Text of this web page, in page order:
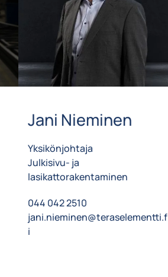
Jani Nieminen
Yksikönjohtaja
Julkisivu- ja
lasikattorakentaminen
044 042 2510
jani.nieminen@teraselementti.f
i